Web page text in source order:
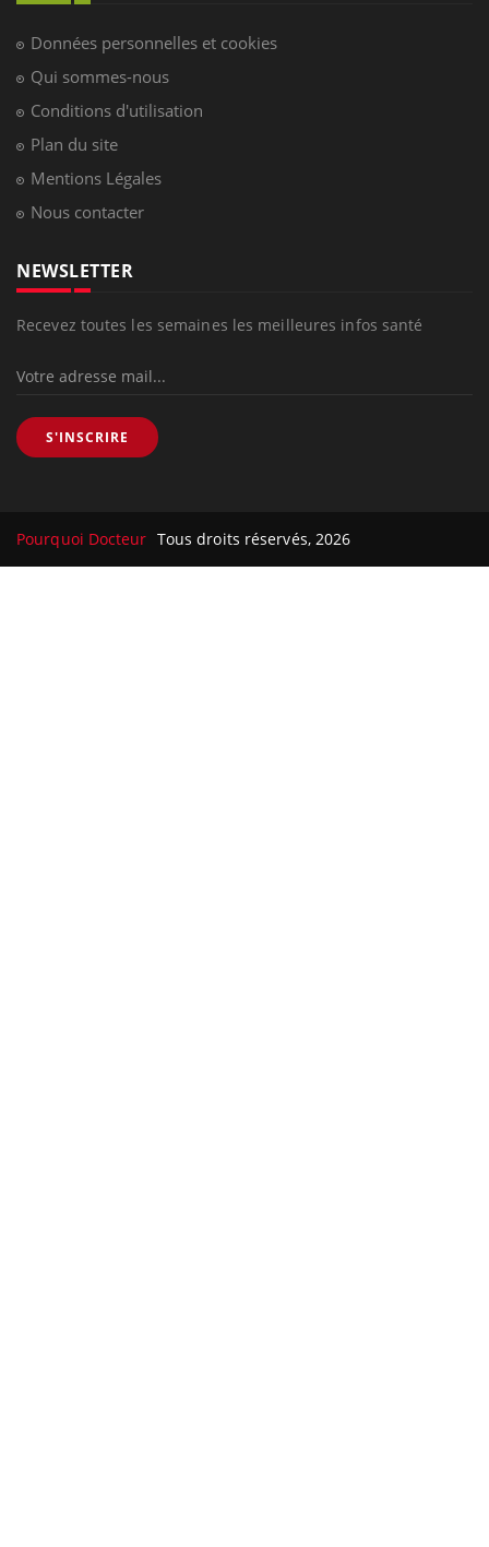
Données personnelles et cookies
Qui sommes-nous
Conditions d'utilisation
Plan du site
Mentions Légales
Nous contacter
NEWSLETTER
Recevez toutes les semaines les meilleures infos santé
S'INSCRIRE
Pourquoi Docteur Tous droits réservés, 2026